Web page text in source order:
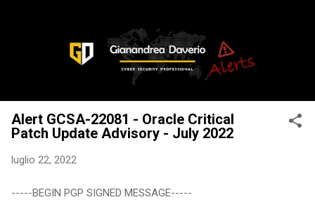
Alert GCSA-22081 - Oracle Critical
Patch Update Advisory - July 2022
luglio 22, 2022
-----BEGIN PGP SIGNED MESSAGE-----